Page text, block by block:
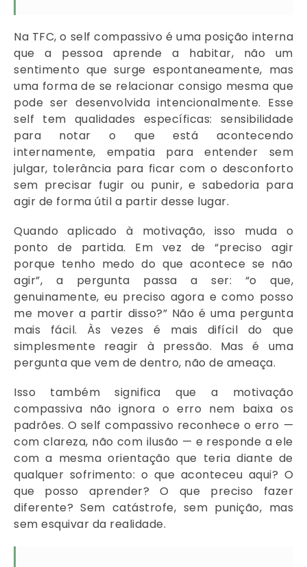
Na TFC, o self compassivo é uma posição interna
que a pessoa aprende a habitar, não um
sentimento que surge espontaneamente, mas
uma forma de se relacionar consigo mesma que
pode ser desenvolvida intencionalmente. Esse
self tem qualidades específicas: sensibilidade
para notar o que está acontecendo
internamente, empatia para entender sem
julgar, tolerância para ficar com o desconforto
sem precisar fugir ou punir, e sabedoria para
agir de forma útil a partir desse lugar.
Quando aplicado à motivação, isso muda o
ponto de partida. Em vez de “preciso agir
porque tenho medo do que acontece se não
agir”, a pergunta passa a ser: “o que,
genuinamente, eu preciso agora e como posso
me mover a partir disso?” Não é uma pergunta
mais fácil. Às vezes é mais difícil do que
simplesmente reagir à pressão. Mas é uma
pergunta que vem de dentro, não de ameaça.
Isso também significa que a motivação
compassiva não ignora o erro nem baixa os
padrões. O self compassivo reconhece o erro —
com clareza, não com ilusão — e responde a ele
com a mesma orientação que teria diante de
qualquer sofrimento: o que aconteceu aqui? O
que posso aprender? O que preciso fazer
diferente? Sem catástrofe, sem punição, mas
sem esquivar da realidade.